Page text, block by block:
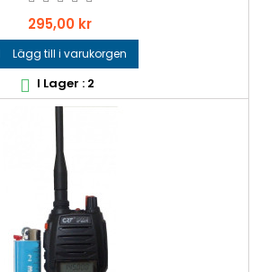
Pris
295,00 kr
Lägg till i varukorgen
 I Lager : 2